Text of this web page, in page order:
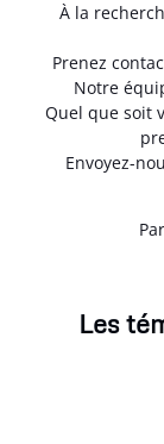
À la
Prenez
Notre
Quel que soit
Envoyez-
Les